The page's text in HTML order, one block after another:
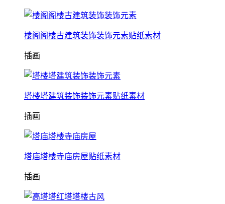
楼阁阁楼古建筑装饰装饰元素贴纸素材
插画
塔楼塔建筑装饰装饰元素贴纸素材
插画
塔庙塔楼寺庙房屋贴纸素材
插画